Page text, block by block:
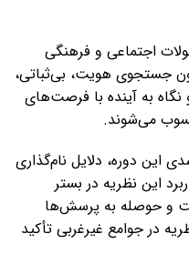
اجتماعی و فرهنگی
جستجوی هویت، بی‌ثباتی،
به آینده با فرصت‌های
می‌شوند.
این دوره، دلایل نام‌گذاری
این نظریه در بستر
و حوصله به پرسش‌ها
در جوامع غیرغربی تأکید